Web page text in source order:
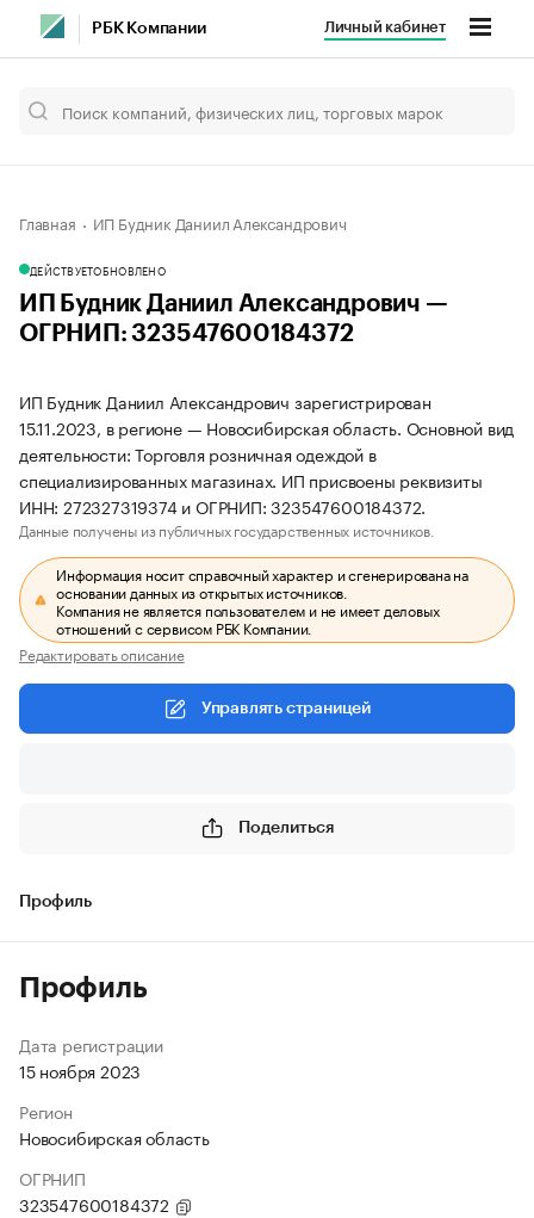
РБК Компании Личный кабинет
Главная ИП Будник Даниил Александрович
ДЕЙСТВУЕТОБНОВЛЕНО
ИП Будник Даниил Александрович —
ОГРНИП: 323547600184372
ИП Будник Даниил Александрович зарегистрирован
15.11.2023, в регионе — Новосибирская область. Основной вид
деятельности: Торговля розничная одеждой в
специализированных магазинах. ИП присвоены реквизиты
ИНН: 272327319374 и ОГРНИП: 323547600184372.
Данные получены из публичных государственных источников.
Информация носит справочный характер и сгенерирована на
основании данных из открытых источников.
Компания не является пользователем и не имеет деловых
отношений с сервисом РБК Компании.
Редактировать описание
Управлять страницей
Поделиться
Профиль
Профиль
Дата регистрации
15 ноября 2023
Регион
Новосибирская область
ОГРНИП
323547600184372